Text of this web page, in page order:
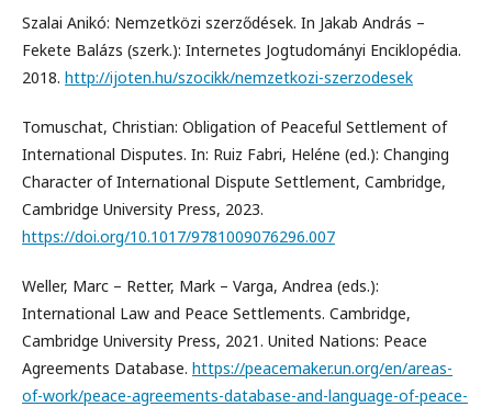
Szalai Anikó: Nemzetközi szerződések. In Jakab András –
Fekete Balázs (szerk.): Internetes Jogtudományi Enciklopédia.
2018. http://ijoten.hu/szocikk/nemzetkozi-szerzodesek
Tomuschat, Christian: Obligation of Peaceful Settlement of
International Disputes. In: Ruiz Fabri, Heléne (ed.): Changing
Character of International Dispute Settlement, Cambridge,
Cambridge University Press, 2023.
https://doi.org/10.1017/9781009076296.007
Weller, Marc – Retter, Mark – Varga, Andrea (eds.):
International Law and Peace Settlements. Cambridge,
Cambridge University Press, 2021. United Nations: Peace
Agreements Database. https://peacemaker.un.org/en/areas-
of-work/peace-agreements-database-and-language-of-peace-